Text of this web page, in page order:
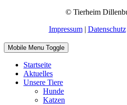
© Tierheim
Impressum| Datenschutz
Mobile Menu Toggle
Startseite
Aktuelles
Unsere Tiere
Hunde
Katzen